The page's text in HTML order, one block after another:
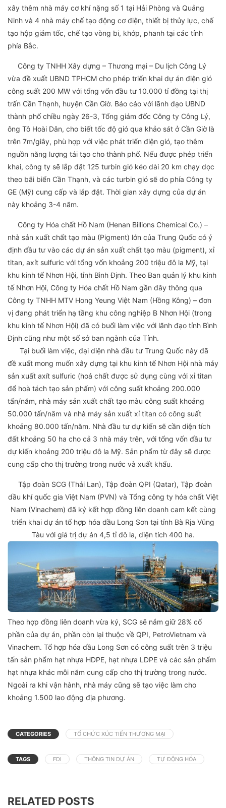
xây thêm nhà máy cơ khí nặng số 1 tại Hải Phòng và Quảng
Ninh và 4 nhà máy chế tạo động cơ điện, thiết bị thủy lực, chế
tạo hộp giảm tốc, chế tạo vòng bi, khớp, phanh tại các tỉnh
phía Bắc.
Công ty TNHH Xây dựng – Thương mại – Du lịch Công Lý
vừa đề xuất UBND TPHCM cho phép triển khai dự án điện gió
công suất 200 MW với tổng vốn đầu tư 10.000 tỉ đồng tại thị
trấn Cần Thạnh, huyện Cần Giờ. Báo cáo với lãnh đạo UBND
thành phố chiều ngày 26-3, Tổng giám đốc Công ty Công Lý,
ông Tô Hoài Dân, cho biết tốc độ gió qua khảo sát ở Cần Giờ là
trên 7m/giây, phù hợp với việc phát triển điện gió, tạo thêm
nguồn năng lượng tái tạo cho thành phố. Nếu được phép triển
khai, công ty sẽ lắp đặt 125 turbin gió kéo dài 20 km chạy dọc
theo bãi biển Cần Thạnh, và các turbin gió sẽ do phía Công ty
GE (Mỹ) cung cấp và lắp đặt. Thời gian xây dựng của dự án
này khoảng 3-4 năm.
Công ty Hóa chất Hồ Nam (Henan Billions Chemical Co.) –
nhà sản xuất chất tạo màu (Pigment) lớn của Trung Quốc có ý
định đầu tư vào các dự án sản xuất chất tạo màu (pigment), xỉ
titan, axít sulfuric với tổng vốn khoảng 200 triệu đô la Mỹ, tại
khu kinh tế Nhơn Hội, tỉnh Bình Định. Theo Ban quản lý khu kinh
tế Nhơn Hội, Công ty Hóa chất Hồ Nam gần đây thông qua
Công ty TNHH MTV Hong Yeung Việt Nam (Hồng Kông) – đơn
vị đang phát triển hạ tầng khu công nghiệp B Nhơn Hội (trong
khu kinh tế Nhơn Hội) đã có buổi làm việc với lãnh đạo tỉnh Bình
Định cũng như một số sở ban ngành của Tỉnh.
Tại buổi làm việc, đại diện nhà đầu tư Trung Quốc này đã
đề xuất mong muốn xây dựng tại khu kinh tế Nhơn Hội nhà máy
sản xuất axít sulfuric (hoá chất được sử dụng cùng với xỉ titan
để hoà tách tạo sản phẩm) với công suất khoảng 200.000
tấn/năm, nhà máy sản xuất chất tạo màu công suất khoảng
50.000 tấn/năm và nhà máy sản xuất xỉ titan có công suất
khoảng 80.000 tấn/năm. Nhà đầu tư dự kiến sẽ cần diện tích
đất khoảng 50 ha cho cả 3 nhà máy trên, với tổng vốn đầu tư
dự kiến khoảng 200 triệu đô la Mỹ. Sản phẩm từ đây sẽ được
cung cấp cho thị trường trong nước và xuất khẩu.
Tập đoàn SCG (Thái Lan), Tập đoàn QPI (Qatar), Tập đoàn
dầu khí quốc gia Việt Nam (PVN) và Tổng công ty hóa chất Việt
Nam (Vinachem) đã ký kết hợp đồng liên doanh cam kết cùng
triển khai dự án tổ hợp hóa dầu Long Sơn tại tỉnh Bà Rịa Vũng
Tàu với giá trị dự án 4,5 tỉ đô la, diện tích 400 ha.
Theo hợp đồng liên doanh vừa ký, SCG sẽ nắm giữ 28% cổ
phần của dự án, phần còn lại thuộc về QPI, PetroVietnam và
Vinachem. Tổ hợp hóa dầu Long Sơn có công suất trên 3 triệu
tấn sản phẩm hạt nhựa HDPE, hạt nhựa LDPE và các sản phẩm
hạt nhựa khác mỗi năm cung cấp cho thị trường trong nước.
Ngoài ra khi vận hành, nhà máy cũng sẽ tạo việc làm cho
khoảng 1.500 lao động địa phương.
CATEGORIES TỔ CHỨC XÚC TIẾN THƯƠNG MẠI
TAGS FDI THÔNG TIN DỰ ÁN TỰ ĐỘNG HÓA
RELATED POSTS